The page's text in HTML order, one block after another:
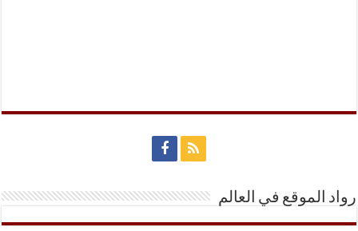
رواد الموقع في العالم